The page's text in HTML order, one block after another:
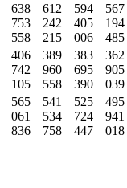
638
753
558
612
242
215
594
405
006
567
194
485
406
742
105
389
960
558
383
695
390
362
905
039
565
061
836
541
534
758
525
724
447
495
941
018